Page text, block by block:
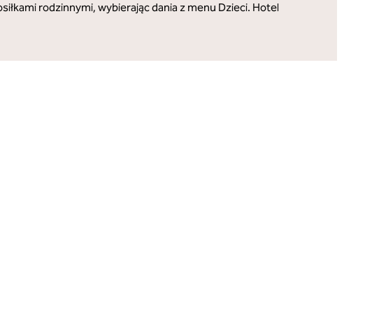
rodzinnymi, wybierając dania z menu Dzieci. Hotel